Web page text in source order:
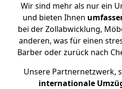
Wir sind mehr als nur ein
und bieten Ihnen
bei der Zollabwicklung,
anderen, was für einen
Barber oder zurück nach
Unsere Partnernetzwerk,
internationale